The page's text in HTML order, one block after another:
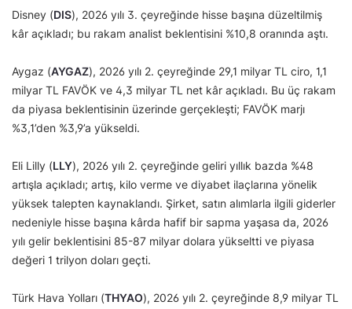
Disney (DIS), 2026 yılı 3. çeyreğinde hisse başına düzeltilmiş
kâr açıkladı; bu rakam analist beklentisini %10,8 oranında aştı.
Aygaz (AYGAZ), 2026 yılı 2. çeyreğinde 29,1 milyar TL ciro, 1,1
milyar TL FAVÖK ve 4,3 milyar TL net kâr açıkladı. Bu üç rakam
da piyasa beklentisinin üzerinde gerçekleşti; FAVÖK marjı
%3,1’den %3,9’a yükseldi.
Eli Lilly (LLY), 2026 yılı 2. çeyreğinde geliri yıllık bazda %48
artışla açıkladı; artış, kilo verme ve diyabet ilaçlarına yönelik
yüksek talepten kaynaklandı. Şirket, satın alımlarla ilgili giderler
nedeniyle hisse başına kârda hafif bir sapma yaşasa da, 2026
yılı gelir beklentisini 85-87 milyar dolara yükseltti ve piyasa
değeri 1 trilyon doları geçti.
Türk Hava Yolları (THYAO), 2026 yılı 2. çeyreğinde 8,9 milyar TL